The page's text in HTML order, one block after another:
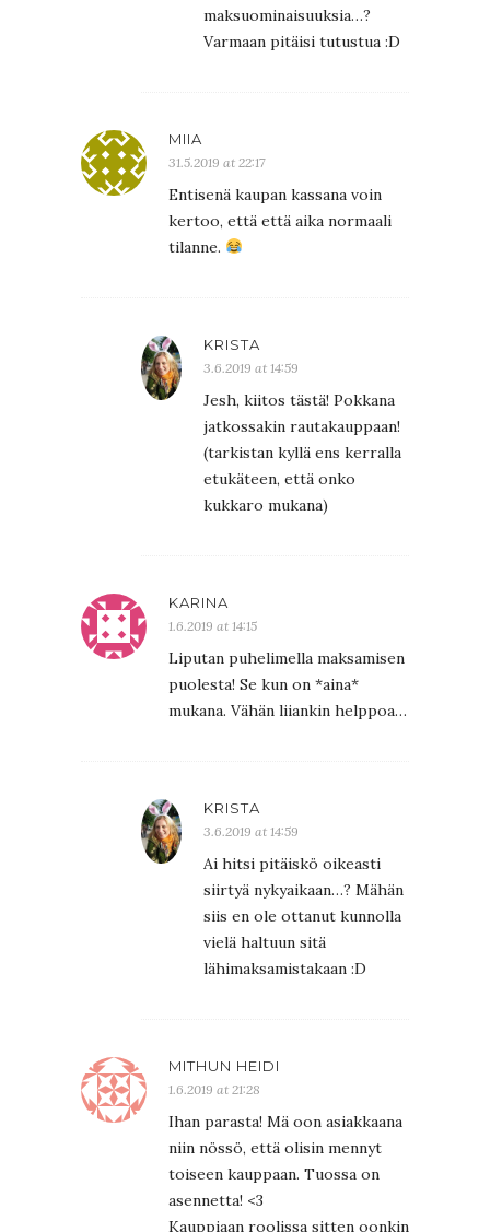
maksuominaisuuksia…?
Varmaan pitäisi tutustua :D
MIIA
31.5.2019 at 22:17
Entisenä kaupan kassana voin
kertoo, että että aika normaali
tilanne.
KRISTA
3.6.2019 at 14:59
Jesh, kiitos tästä! Pokkana
jatkossakin rautakauppaan!
(tarkistan kyllä ens kerralla
etukäteen, että onko
kukkaro mukana)
KARINA
1.6.2019 at 14:15
Liputan puhelimella maksamisen
puolesta! Se kun on *aina*
mukana. Vähän liiankin helppoa…
KRISTA
3.6.2019 at 14:59
Ai hitsi pitäiskö oikeasti
siirtyä nykyaikaan…? Mähän
siis en ole ottanut kunnolla
vielä haltuun sitä
lähimaksamistakaan :D
MITHUN HEIDI
1.6.2019 at 21:28
Ihan parasta! Mä oon asiakkaana
niin nössö, että olisin mennyt
toiseen kauppaan. Tuossa on
asennetta! <3
Kauppiaan roolissa sitten oonkin